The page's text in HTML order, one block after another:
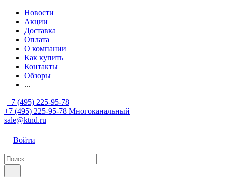
Новости
Акции
Доставка
Оплата
О компании
Как купить
Контакты
Обзоры
...
+7 (495) 225-95-78
+7 (495) 225-95-78 Многоканальный
sale@ktnd.ru
Войти